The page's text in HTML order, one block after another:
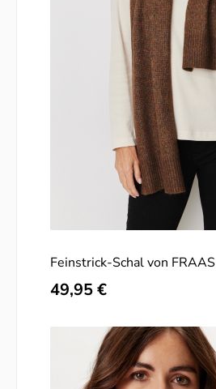
Feinstrick-Schal von FRAAS
Regulärer Preis:
49,95 €